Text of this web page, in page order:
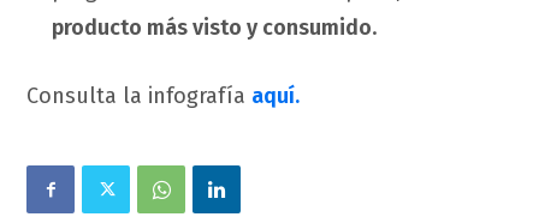
producto más visto y consumido.
Consulta la infografía aquí.